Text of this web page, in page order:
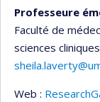
Professeure
Faculté de
sciences cliniques
Web :